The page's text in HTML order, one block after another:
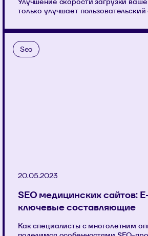
только улучшает пользовательский
Seo
20.05.2023
SEO медицинских сайтов:
ключевые составляющие
Как специалисты с многолетним